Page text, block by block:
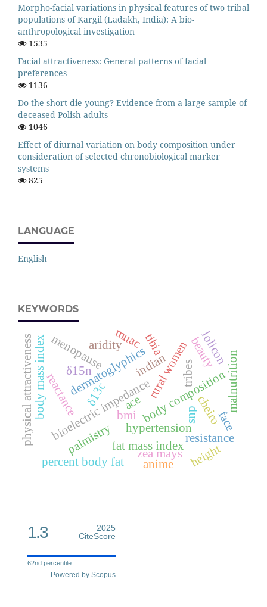
Morpho-facial variations in physical features of two tribal
populations of Kargil (Ladakh, India): A bio-
anthropological investigation
1535
Facial attractiveness: General patterns of facial
preferences
1136
Do the short die young? Evidence from a large sample of
deceased Polish adults
1046
Effect of diurnal variation on body composition under
consideration of selected chronobiological marker
systems
825
LANGUAGE
English
KEYWORDS
hypertension
acebody composition
snp
dermatoglyphics
cheiro
palmistry
bioelectric impedance resistance
reactance
fat mass index
menopause rural women
bmi
tribes
indian malnutrition
body mass index
percent body fat
δ13c
δ15n
zea mays
aridity
height
tibia
physical attractiveness beauty
muac
anime
face
lolicon
1.3
2025
CiteScore
62nd percentile
Powered by Scopus